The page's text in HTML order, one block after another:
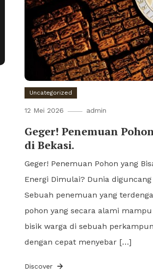
Uncategorized
12 Mei 2026 admin
Geger! Penemuan
di Bekasi.
Geger! Penemuan Pohon yang
Energi Dimulai? Dunia
Sebuah penemuan yang
pohon yang secara alami
bisik warga di sebuah
dengan cepat menyebar […]
Discover